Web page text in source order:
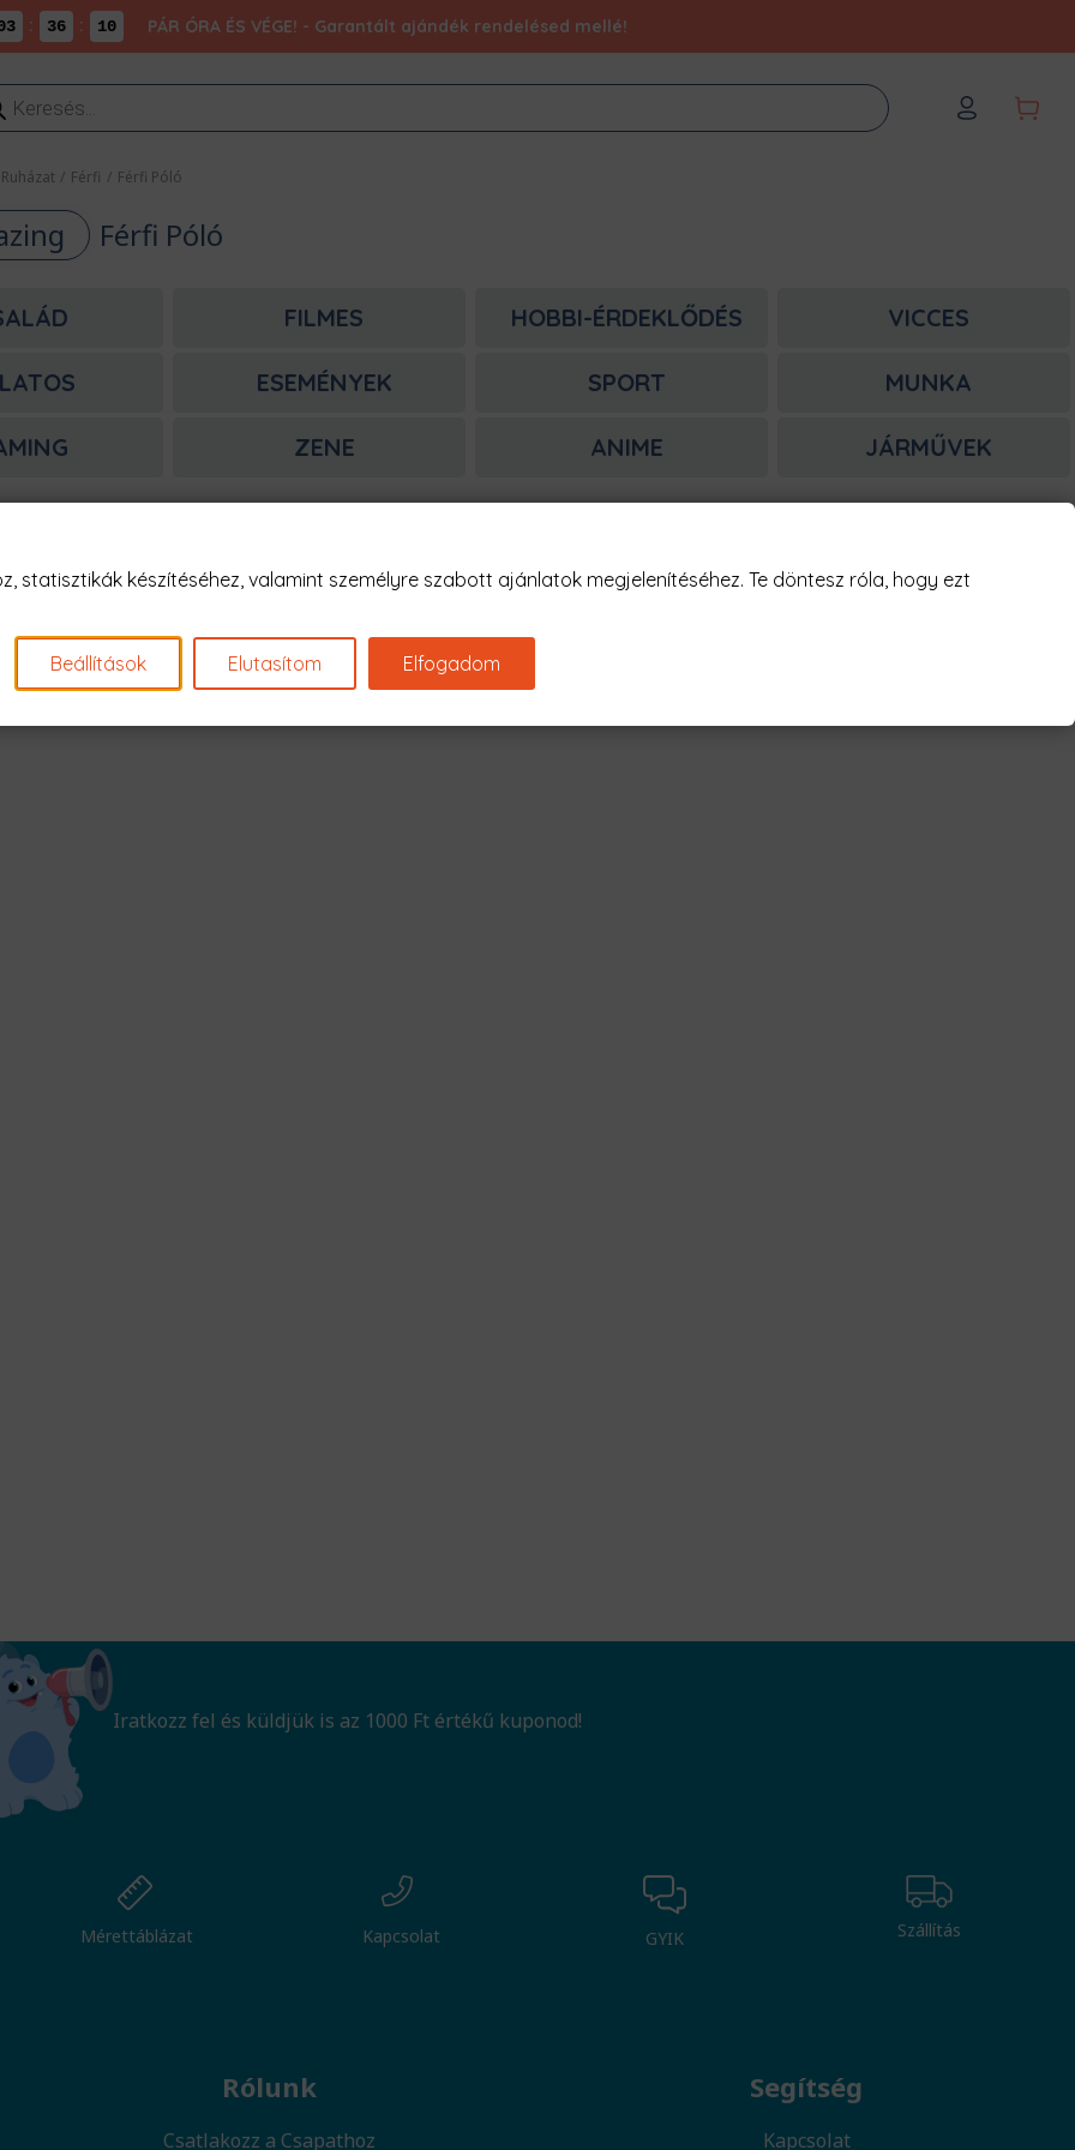
: 36 : 10 PÁR ÓRA ÉS VÉGE! - Garantált ajándék rendelésed mellé!
Ruházat / Férfi / Férfi Póló
Férfi Póló
FILMES HOBBI-ÉRDEKLŐDÉS VICCES
ESEMÉNYEK SPORT MUNKA
ZENE ANIME JÁRMŰVEK
Nagyon sajnáljuk! 😥
Nincs találat erre: "stargazing Férfi Póló"
Iratkozz fel és küldjük is az 1000 Ft értékű kuponod!
Mérettáblázat Kapcsolat GYIK Szállítás
Rólunk
Csatlakozz a Csapathoz
Segítség
Kapcsolat
statisztikák készítéséhez, valamint személyre szabott ajánlatok megjelenítéséhez. Te döntesz róla, hogy ezt
Beállítások Elutasítom Elfogadom